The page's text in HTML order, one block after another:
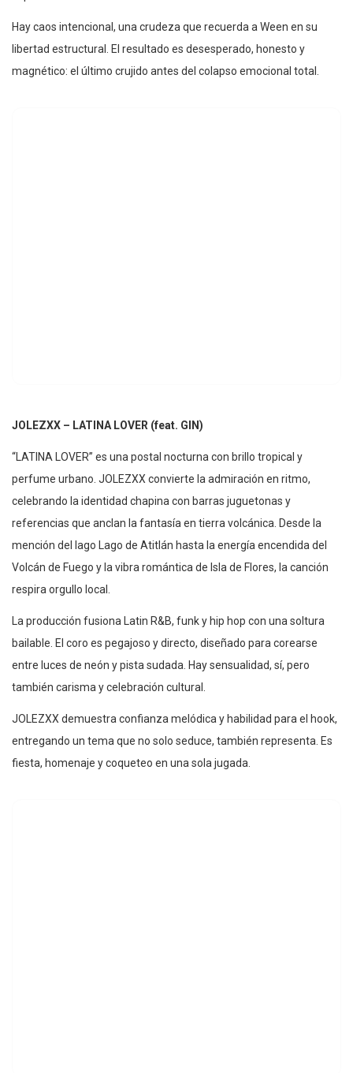
Hay caos intencional, una crudeza que recuerda a Ween en su
libertad estructural. El resultado es desesperado, honesto y
magnético: el último crujido antes del colapso emocional total.
JOLEZXX – LATINA LOVER (feat. GIN)
“LATINA LOVER” es una postal nocturna con brillo tropical y
perfume urbano. JOLEZXX convierte la admiración en ritmo,
celebrando la identidad chapina con barras juguetonas y
referencias que anclan la fantasía en tierra volcánica. Desde la
mención del lago Lago de Atitlán hasta la energía encendida del
Volcán de Fuego y la vibra romántica de Isla de Flores, la canción
respira orgullo local.
La producción fusiona Latin R&B, funk y hip hop con una soltura
bailable. El coro es pegajoso y directo, diseñado para corearse
entre luces de neón y pista sudada. Hay sensualidad, sí, pero
también carisma y celebración cultural.
JOLEZXX demuestra confianza melódica y habilidad para el hook,
entregando un tema que no solo seduce, también representa. Es
fiesta, homenaje y coqueteo en una sola jugada.